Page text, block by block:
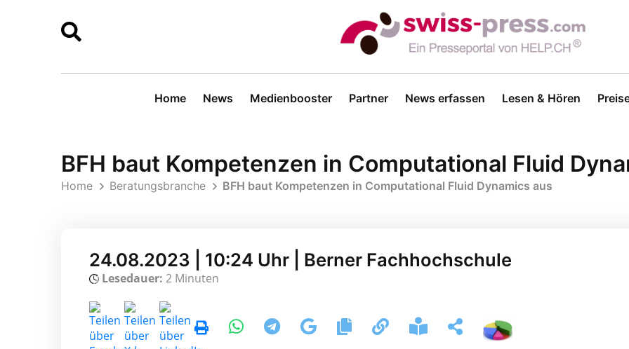
Home News Medienbooster Partner News erfassen Lesen & Hören
BFH baut Kompetenzen in Computational Fluid
Home Beratungsbranche BFH baut Kompetenzen in Computational Fluid Dynamics aus
24.08.2023 | 10:24 Uhr | Berner Fachhochschule
Lesedauer: 2 Minuten